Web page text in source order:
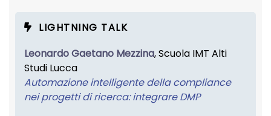
LIGHTNING TALK
Leonardo Gaetano Mezzina, Scuola IMT Alti
Studi Lucca
Automazione intelligente della compliance
nei progetti di ricerca: integrare DMP